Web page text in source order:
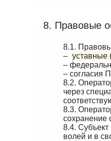
8. Правовые
8.1.
– уставные
–
– согласия
8.2.
через
8.3.
сохранение
8.4.
волей и в